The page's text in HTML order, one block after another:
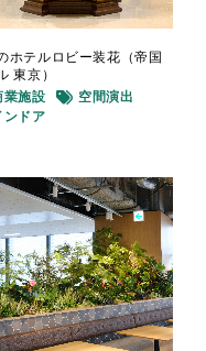
ホテルロビー装花（帝国
東京）
業施設
空間演出
ンドア